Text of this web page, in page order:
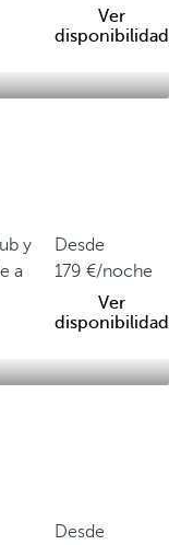
Ver
disponibilidad
y
a
Desde
179
/noche
Ver
disponibilidad
Desde